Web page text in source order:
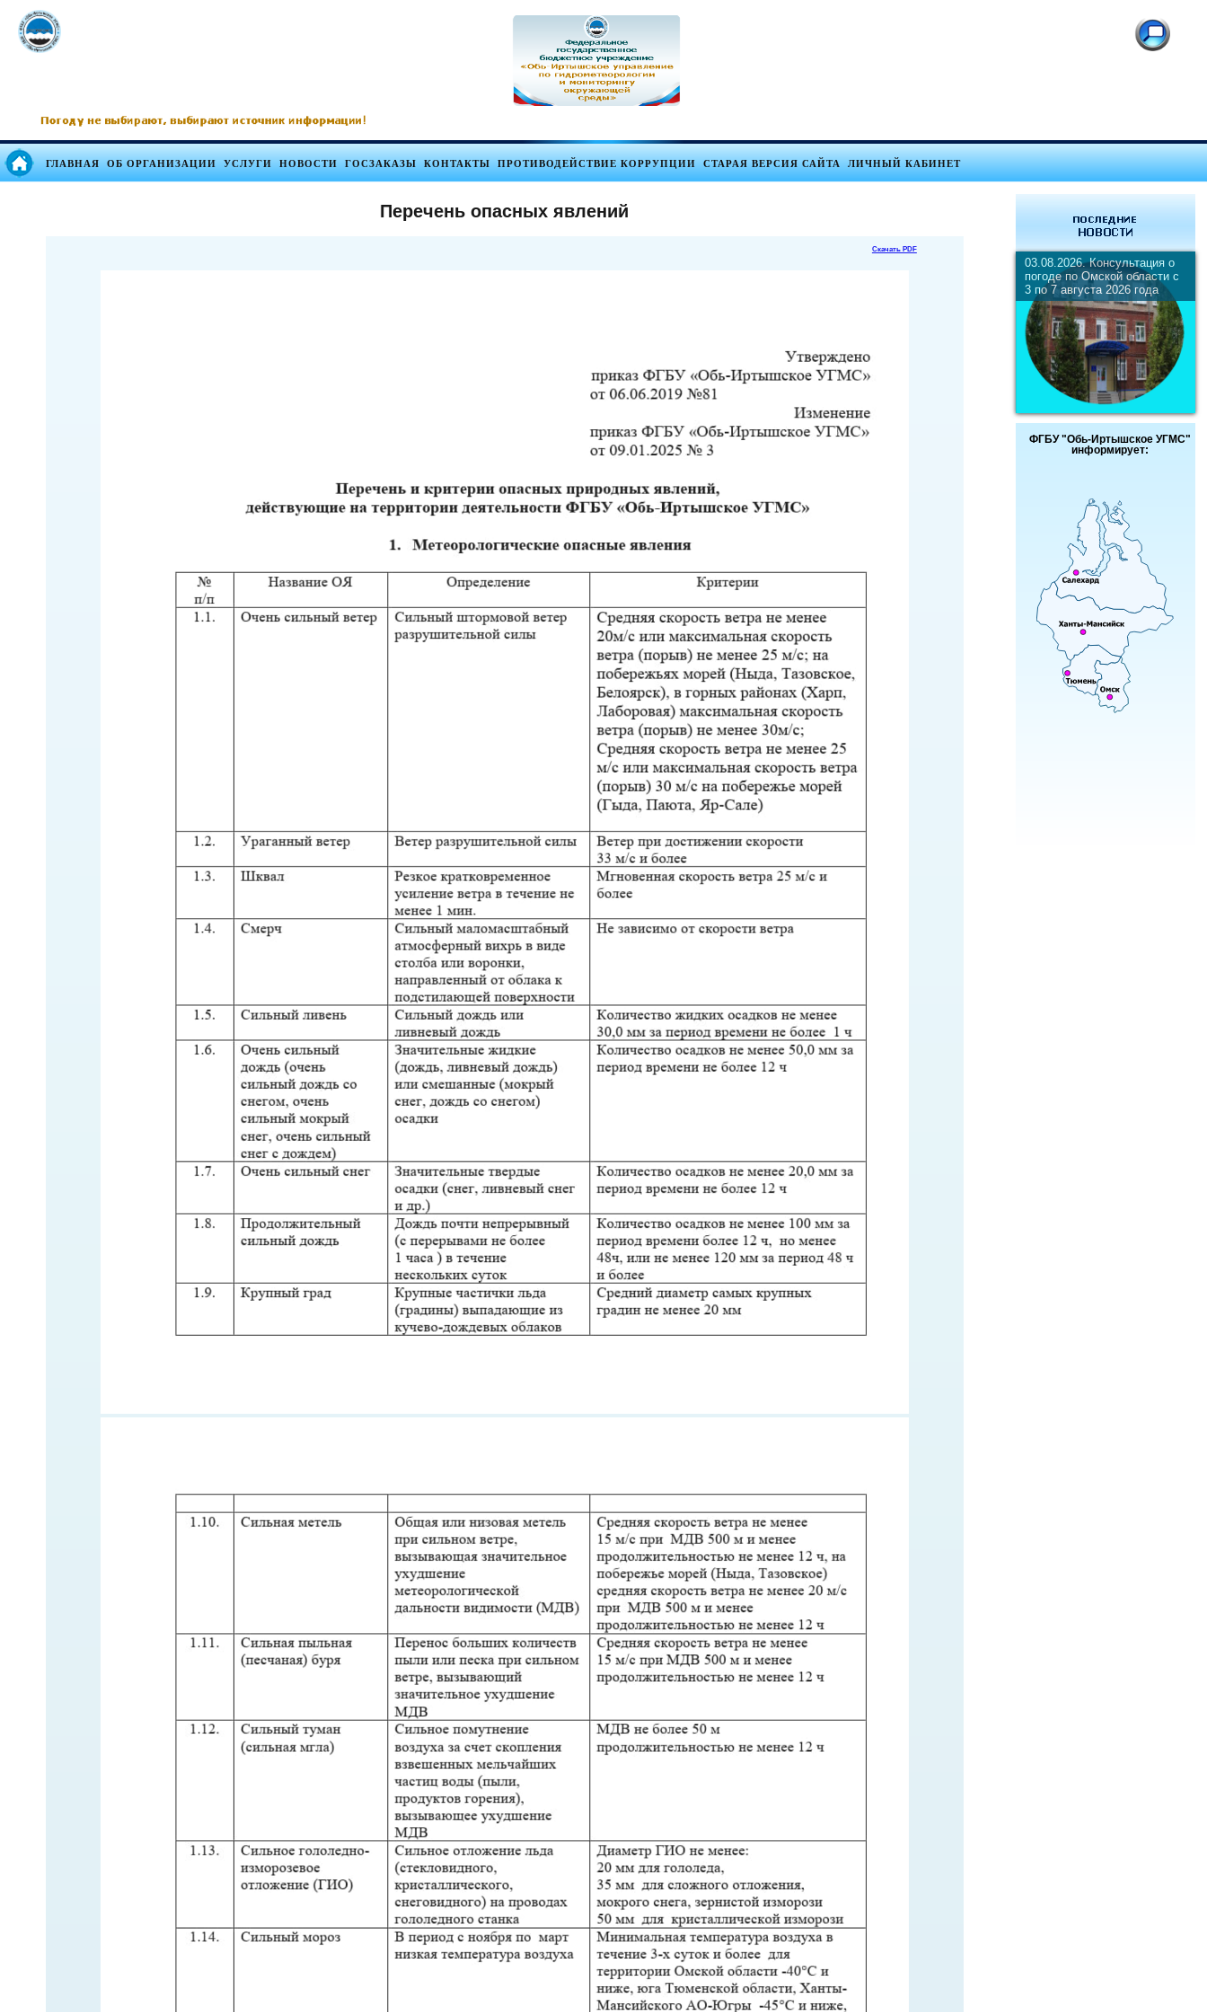
ГЛАВНАЯ ОБ ОРГАНИЗАЦИИ УСЛУГИ НОВОСТИ ГОСЗАКАЗЫ КОНТАКТЫ ПРОТИВОДЕЙСТВИЕ КОРРУПЦИИ СТАРАЯ ВЕРСИЯ САЙТА ЛИЧНЫЙ КАБИНЕТ
Перечень опасных явлений
Скачать PDF
03.08.2026. Консультация о
погоде по Омской области с
3 по 7 августа 2026 года
ФГБУ "Обь-Иртышское УГМС"
информирует: